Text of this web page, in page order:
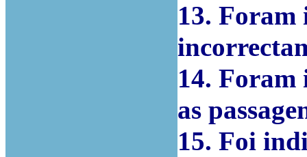
13. Foram
14. Foram
as
15. Foi